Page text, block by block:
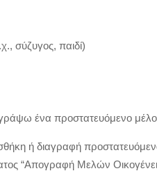
σύζυγος, παιδί)
ένα προστατευόμενο
ή διαγραφή
“Απογραφή Μελών